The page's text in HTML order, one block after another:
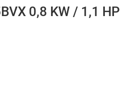
0,8 KW / 1,1 HP